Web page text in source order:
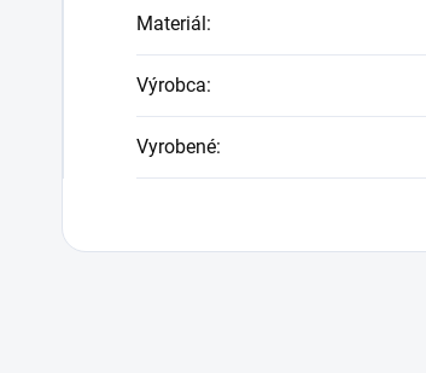
Materiál:
Výrobca:
Vyrobené: